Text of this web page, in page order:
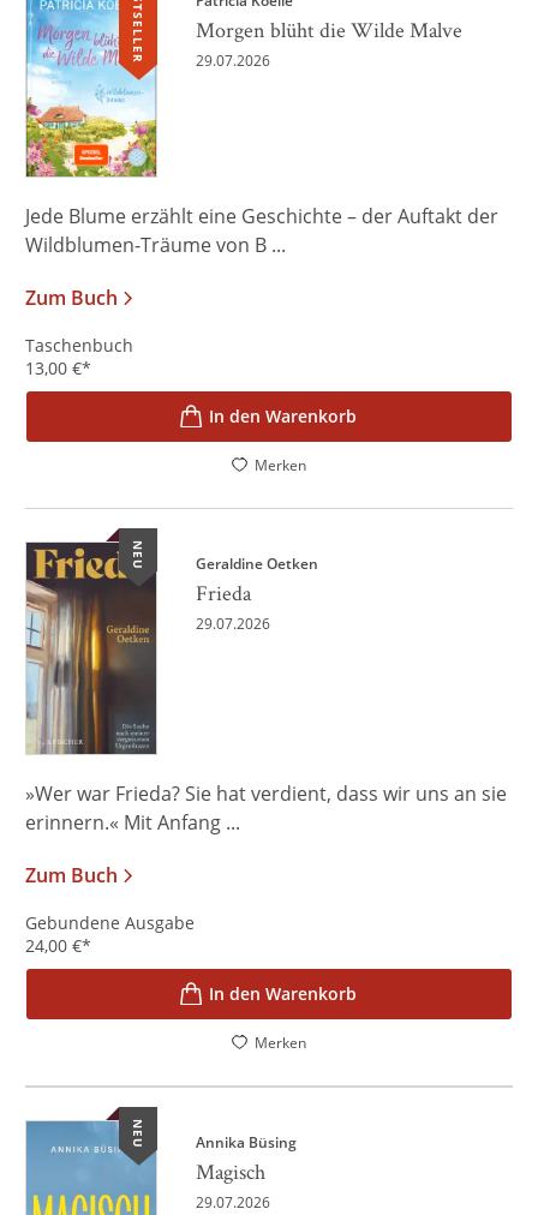
BESTSELLER Morgen blüht die Wilde Malve
29.07.2026
Jede Blume erzählt eine Geschichte – der Auftakt der
Wildblumen-Träume von B ...
Zum Buch
Taschenbuch
13,00 €*
In den Warenkorb
Merken
NEU Geraldine Oetken
Frieda
29.07.2026
»Wer war Frieda? Sie hat verdient, dass wir uns an sie
erinnern.« Mit Anfang ...
Zum Buch
Gebundene Ausgabe
24,00 €*
In den Warenkorb
Merken
NEU Annika Büsing
Magisch
29.07.2026